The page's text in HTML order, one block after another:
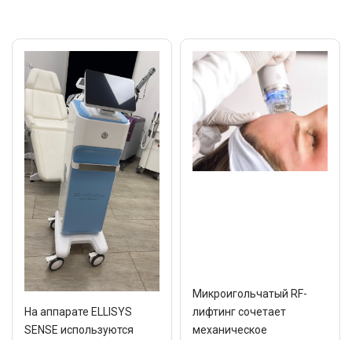
На аппарате ELLISYS
SENSE используются
Микроигольчатый RF-
лифтинг сочетает
механическое